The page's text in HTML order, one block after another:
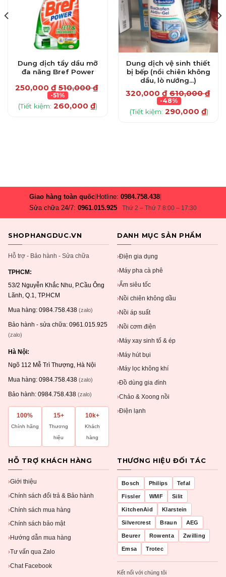
Dung dịch tẩy dầu mỡ
đa năng Bref Power
250,000 ₫ 510,000₫
-51%
(Tiết kiệm: 260,000 ₫)
Dung dịch vệ sinh thiết
bị bếp (nồi chiên không
dầu, lò nướng…)
320,000 ₫ 610,000₫
-48%
(Tiết kiệm: 290,000 ₫)
Giao hàng toàn quốc Hotline:0984.758.438
Sửa chữa 24/7:0961.015.925 Thứ 2 – Thứ 7 8:00 – 17:30
SHOPHANGDUC.VN
Hỗ trợ - Bảo hành - Sửa chữa
TPHCM:
53/2 Nguyễn Khắc Nhu, P.Cầu Ông
Lãnh, Q.1, TP.HCM
Mua hàng: 0984.758.438 (zalo)
Bảo hành - sửa chữa: 0961.015.925
(zalo)
Hà Nội:
Ngõ 112 Mễ Trì Thượng, Hà Nội
Mua hàng: 0984.758.438 (zalo)
Bảo hành: 0984.758.438 (zalo)
100%
Chính hãng
15+
Thương
hiệu
10k+
Khách
hàng
DANH MỤC SẢN PHẨM
›Điện gia dụng
›Máy pha cà phê
›Ấm siêu tốc
› Nồi chiên không dầu
› Nồi áp suất
› Nồi cơm điện
›Máy xay sinh tố & ép
›Máy hút bụi
› Máy lọc không khí
›Đồ dùng gia đình
›Chảo & Xoong nồi
›Điện lạnh
HỖ TRỢ KHÁCH HÀNG
›Giới thiệu
›Chính sách đổi trả & Bảo hành
›Chính sách mua hàng
›Chính sách bảo mật
› Hướng dẫn mua hàng
›Tư vấn qua Zalo
›Chat Facebook
THƯƠNG HIỆU ĐỐI TÁC
Bosch Philips Tefal
Fissler WMF Silit
KitchenAid Klarstein
Silvercrest Braun AEG
Beurer Rowenta Zwilling
Emsa Trotec
Kết nối với chúng tôi